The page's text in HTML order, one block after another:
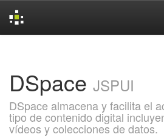
DSpace JSPUI
DSpace almacena y facilita el
tipo de contenido digital
vídeos y colecciones de datos.